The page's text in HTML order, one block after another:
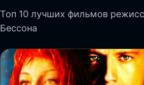
Топ 10 лучших фильмов
Бессона